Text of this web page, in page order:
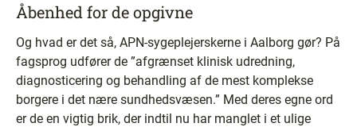
Åbenhed for de opgivne
Og hvad er det så, APN-sygeplejerskerne i Aalborg gør? På
fagsprog udfører de ”afgrænset klinisk udredning,
diagnosticering og behandling af de mest komplekse
borgere i det nære sundhedsvæsen.” Med deres egne ord
er de en vigtig brik, der indtil nu har manglet i et ulige